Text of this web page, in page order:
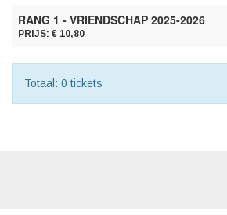
RANG 1 - VRIENDSCHAP 2025-2026
PRIJS: € 10,80
Totaal: 0 tickets